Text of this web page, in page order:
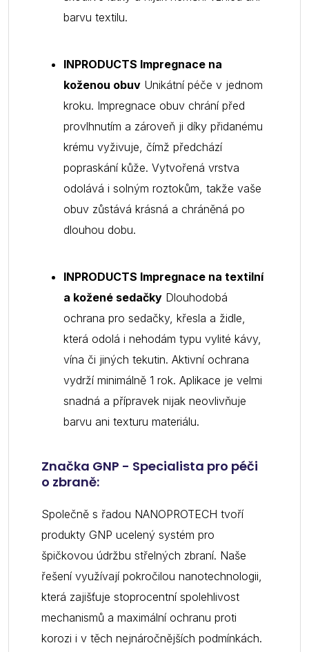
barvu textilu.
INPRODUCTS Impregnace na
koženou obuv Unikátní péče v jednom
kroku. Impregnace obuv chrání před
provlhnutím a zároveň ji díky přidanému
krému vyživuje, čímž předchází
popraskání kůže. Vytvořená vrstva
odolává i solným roztokům, takže vaše
obuv zůstává krásná a chráněná po
dlouhou dobu.
INPRODUCTS Impregnace na textilní
a kožené sedačky Dlouhodobá
ochrana pro sedačky, křesla a židle,
která odolá i nehodám typu vylité kávy,
vína či jiných tekutin. Aktivní ochrana
vydrží minimálně 1 rok. Aplikace je velmi
snadná a přípravek nijak neovlivňuje
barvu ani texturu materiálu.
Značka GNP - Specialista pro péči
o zbraně:
Společně s řadou NANOPROTECH tvoří
produkty GNP ucelený systém pro
špičkovou údržbu střelných zbraní. Naše
řešení využívají pokročilou nanotechnologii,
která zajišťuje stoprocentní spolehlivost
mechanismů a maximální ochranu proti
korozi i v těch nejnáročnějších podmínkách.